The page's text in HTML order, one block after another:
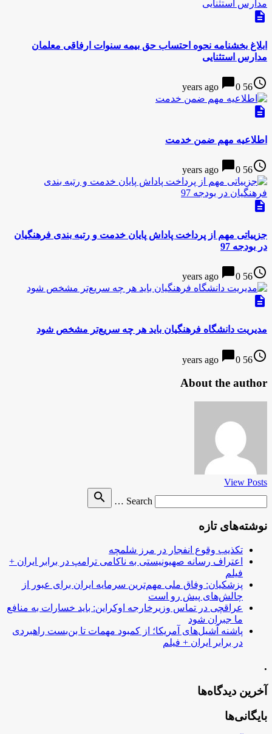
description
ابلاغ بخشنامه نحوه احتساب حق بیمه سنوات ارفاقی معلمان
مدارس استثنایی
access_time
56 years ago
chat_bubble0
description
اطلاعیه مهم ضمن خدمت
access_time
56 years ago
chat_bubble0
description
جزییاتی مهم از پرداخت پاداش پایان خدمت و رتبه بندی فرهنگیان
در بودجه 97
access_time
56 years ago
chat_bubble0
description
مدیریت دانشگاه فرهنگیان باید هر چه سریع‌تر مشخص شود
access_time
56 years ago
chat_bubble0
About the author
View Posts
Search …
search
نوشته‌های تازه
تکذیب وقوع انفجار در مرز شلمچه
اعتراف رسانه صهیونیستی به ناکامی ترامپ در برابر ایران +
فیلم
پزشکیان: وفاق ملی مهم‌ترین سرمایه ایران برای عبور از
چالش‌های پیش رو است
عراقچی در تماس وزیرخارجه اوکراین: باید خسارات به منافع
ما جبران شود
پاشنه آشیل‌های آمریکا؛ از کمبود مهمات تا بن‌بست راهبردی
در برابر ایران + فیلم
.
آخرین دیدگاه‌ها
بایگانی‌ها